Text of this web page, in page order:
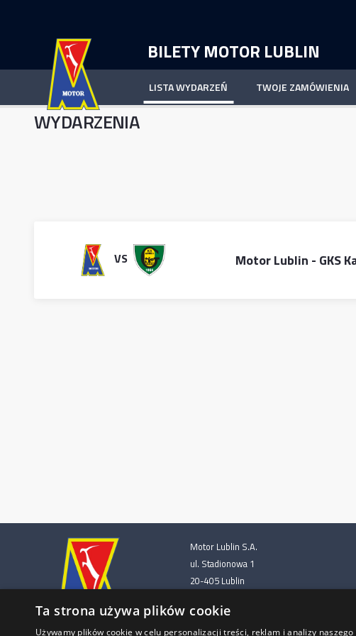
BILETY MOTOR LUBLIN
LISTA WYDARZEŃ TWOJE ZAMÓWIENIA
LISTA WYDARZEŃ
WYDARZENIA
VS Motor Lublin - GKS
Motor Lublin S.A.
ul. Stadionowa 1
20-405 Lublin
e-mail: bilety@motorlublin.eu
tel. 793 207 667
Ta strona używa plików cookie
Używamy plików cookie w celu personalizacji treści, reklam i analizy